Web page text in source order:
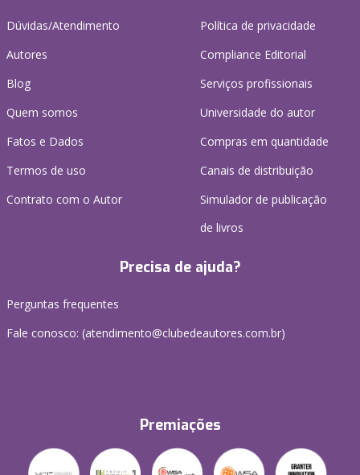
Dúvidas/Atendimento
Autores
Blog
Quem somos
Fatos e Dados
Termos de uso
Contrato com o Autor
Política de privacidade
Compliance Editorial
Serviços profissionais
Universidade do autor
Compras em quantidade
Canais de distribuição
Simulador de publicação
de livros
Precisa de ajuda?
Perguntas frequentes
Fale conosco: (atendimento@clubedeautores.com.br)
Premiações